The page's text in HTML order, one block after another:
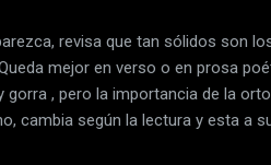
revisa que tan sólidos son
mejor en verso o en prosa
, pero la importancia de la
cambia según la lectura y esta a